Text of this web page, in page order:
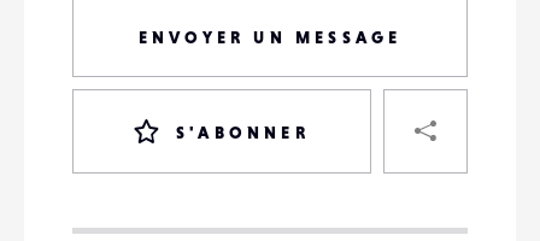
ENVOYER UN MESSAGE
S'ABONNER